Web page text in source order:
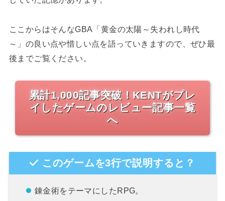
ここからはそんなGBA「黄金の太陽～失われし時代
～」の良い点や惜しい点を語っていきますので、ぜひ最
後までご覧ください。
累計1,000記事突破！KENTがプレ
イしたゲームのレビュー記事一覧
へ
このゲームを3行で説明すると？
錬金術をテーマにしたRPG。